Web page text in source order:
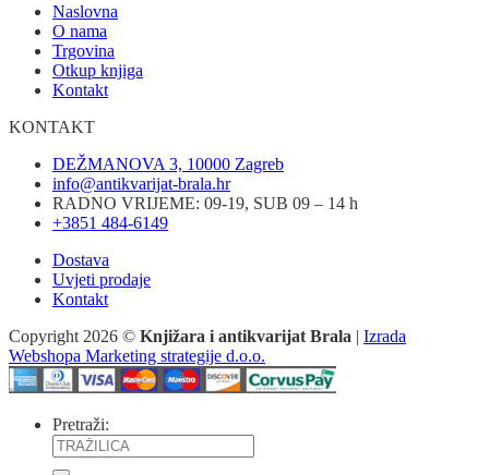
Naslovna
O nama
Trgovina
Otkup knjiga
Kontakt
KONTAKT
DEŽMANOVA 3, 10000 Zagreb
info@antikvarijat-brala.hr
RADNO VRIJEME: 09-19, SUB 09 – 14 h
+3851 484-6149
Dostava
Uvjeti prodaje
Kontakt
Copyright 2026 © Knjižara i antikvarijat Brala | Izrada
Webshopa Marketing strategije d.o.o.
Pretraži: